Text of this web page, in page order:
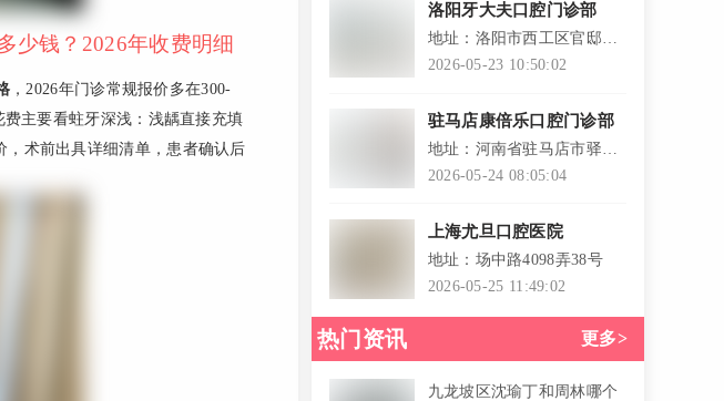
少钱？2026年收费明细
，2026年门诊常规报价多在300-
主要看蛀牙深浅：浅龋直接充填
术前出具详细清单，患者确认后
洛阳牙大夫口腔门诊部
地址：洛阳市西工区官邸井
百货南50米
2026-05-23 10:50:02
驻马店康倍乐口腔门诊部
地址：河南省驻马店市驿城
区骏马路中段路东
2026-05-24 08:05:04
上海尤旦口腔医院
地址：场中路4098弄38号
2026-05-25 11:49:02
热门资讯 更多>
九龙坡区沈瑜丁和周林哪个